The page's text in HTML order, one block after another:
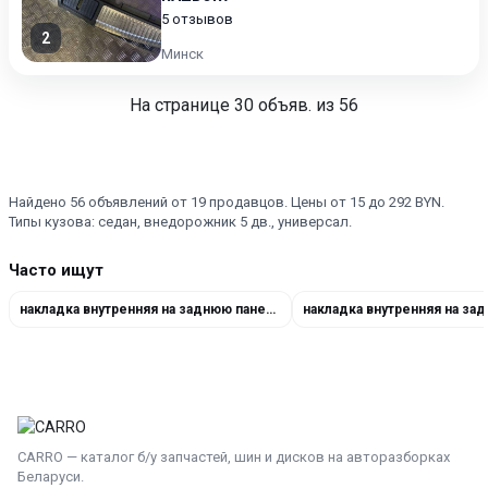
2
5 отзывов
Минск
На странице 30 объяв. из 56
Найдено 56 объявлений от 19 продавцов. Цены от 15 до 292 BYN.
Типы кузова: седан, внедорожник 5 дв., универсал.
Часто ищут
накладка внутренняя на заднюю панель кузова 849926RR0A
CARRO — каталог б/у запчастей, шин и дисков на авторазборках
Беларуси.